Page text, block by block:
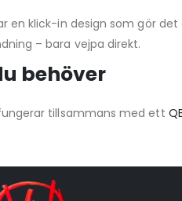
en klick-in design som gör
– bara vejpa direkt.
behöver
tillsammans med ett